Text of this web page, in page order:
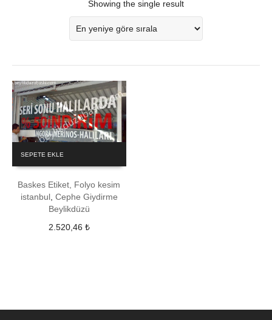
Showing the single result
SEPETE EKLE
Baskes Etiket, Folyo kesim
istanbul, Cephe Giydirme
Beylikdüzü
2.520,46 ₺